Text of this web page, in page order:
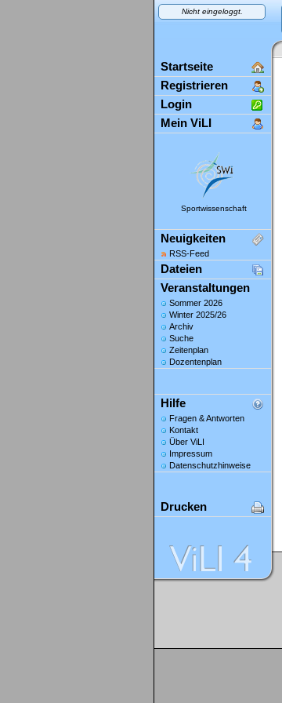
Nicht eingeloggt.
Startseite
Registrieren
Login
Mein ViLI
Sportwissenschaft
Neuigkeiten
RSS-Feed
Dateien
Veranstaltungen
Sommer 2026
Winter 2025/26
Archiv
Suche
Zeitenplan
Dozentenplan
Hilfe
Fragen & Antworten
Kontakt
Über ViLI
Impressum
Datenschutzhinweise
Drucken